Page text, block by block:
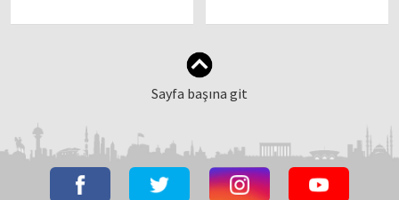
Sayfa başına git